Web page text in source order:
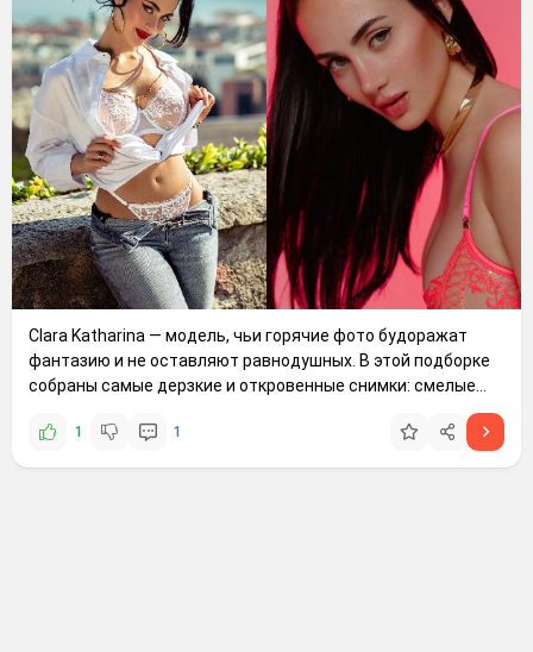
Clara Katharina — модель, чьи горячие фото будоражат
фантазию и не оставляют равнодушных. В этой подборке
собраны самые дерзкие и откровенные снимки: смелые
позы, минималистичные образы, влажный блеск кожи и
уверенная сексуальность в каждом кадре. Эстетика 18+,
1 1